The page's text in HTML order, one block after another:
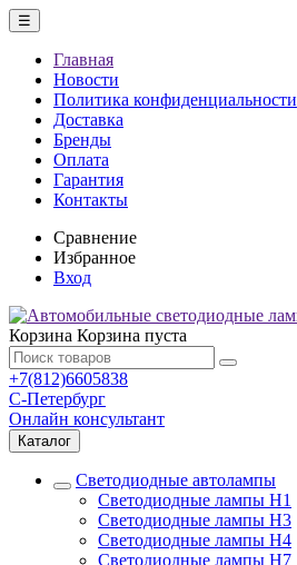
☰
Главная
Новости
Политика конфиденциальности
Доставка
Бренды
Оплата
Гарантия
Контакты
Сравнение
Избранное
Вход
Корзина Корзина пуста
+7(812)6605838
С-Петербург
Онлайн консультант
Каталог
Светодиодные автолампы
Светодиодные лампы H1
Светодиодные лампы H3
Светодиодные лампы H4
Светодиодные лампы H7